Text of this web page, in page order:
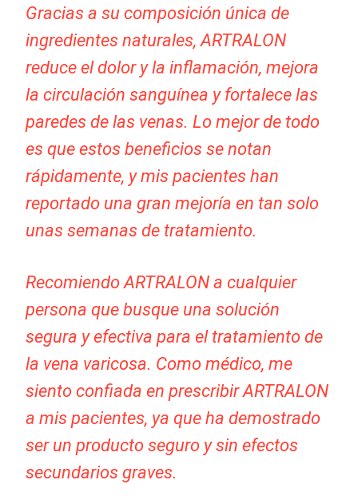
Gracias a su composición única de
ingredientes naturales, ARTRALON
reduce el dolor y la inflamación, mejora
la circulación sanguínea y fortalece las
paredes de las venas. Lo mejor de todo
es que estos beneficios se notan
rápidamente, y mis pacientes han
reportado una gran mejoría en tan solo
unas semanas de tratamiento.
Recomiendo ARTRALON a cualquier
persona que busque una solución
segura y efectiva para el tratamiento de
la vena varicosa. Como médico, me
siento confiada en prescribir ARTRALON
a mis pacientes, ya que ha demostrado
ser un producto seguro y sin efectos
secundarios graves.